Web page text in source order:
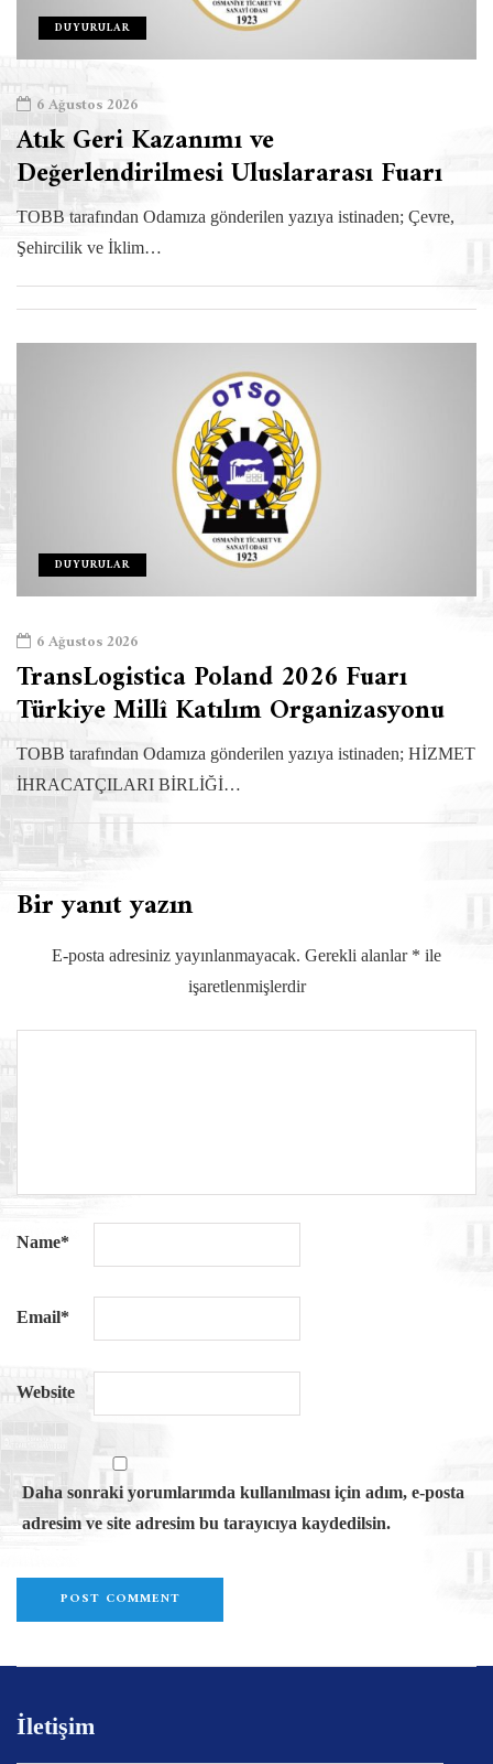
DUYURULAR
6 Ağustos 2026
Atık Geri Kazanımı ve
Değerlendirilmesi Uluslararası Fuarı
TOBB tarafından Odamıza gönderilen yazıya istinaden; Çevre,
Şehircilik ve İklim…
DUYURULAR
6 Ağustos 2026
TransLogistica Poland 2026 Fuarı
Türkiye Millî Katılım Organizasyonu
TOBB tarafından Odamıza gönderilen yazıya istinaden; HİZMET
İHRACATÇILARI BİRLİĞİ…
Bir yanıt yazın
E-posta adresiniz yayınlanmayacak. Gerekli alanlar * ile
işaretlenmişlerdir
Name*
Email*
Website
Daha sonraki yorumlarımda kullanılması için adım, e-posta
adresim ve site adresim bu tarayıcıya kaydedilsin.
İletişim